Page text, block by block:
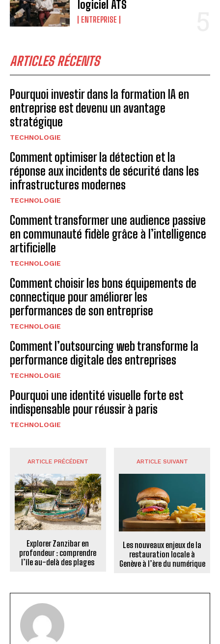
logiciel ATS
ENTREPRISE
ARTICLES RÉCENTS
Pourquoi investir dans la formation IA en
entreprise est devenu un avantage
stratégique
TECHNOLOGIE
Comment optimiser la détection et la
réponse aux incidents de sécurité dans les
infrastructures modernes
TECHNOLOGIE
Comment transformer une audience passive
en communauté fidèle grâce à l’intelligence
artificielle
TECHNOLOGIE
Comment choisir les bons équipements de
connectique pour améliorer les
performances de son entreprise
TECHNOLOGIE
Comment l’outsourcing web transforme la
performance digitale des entreprises
TECHNOLOGIE
Pourquoi une identité visuelle forte est
indispensable pour réussir à paris
TECHNOLOGIE
ARTICLE PRÉCÉDENT
Explorer Zanzibar en
profondeur : comprendre
l’île au-delà des plages
ARTICLE SUIVANT
Les nouveaux enjeux de la
restauration locale à
Genève à l’ère du numérique